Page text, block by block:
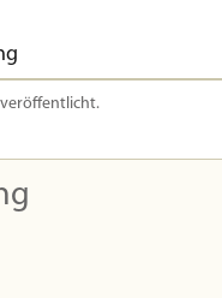
veröffentlicht.